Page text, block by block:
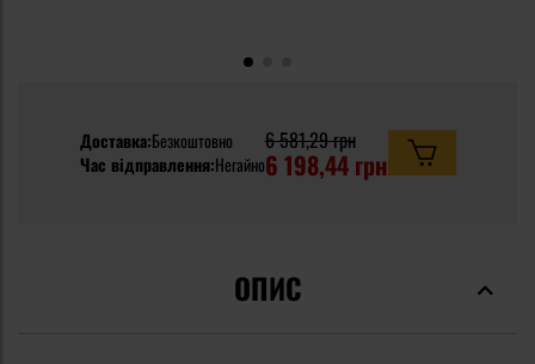
Доставка:Безкоштовно
Час відправлення:Негайно
6 581,29 грн
6 198,44 грн
ОПИС